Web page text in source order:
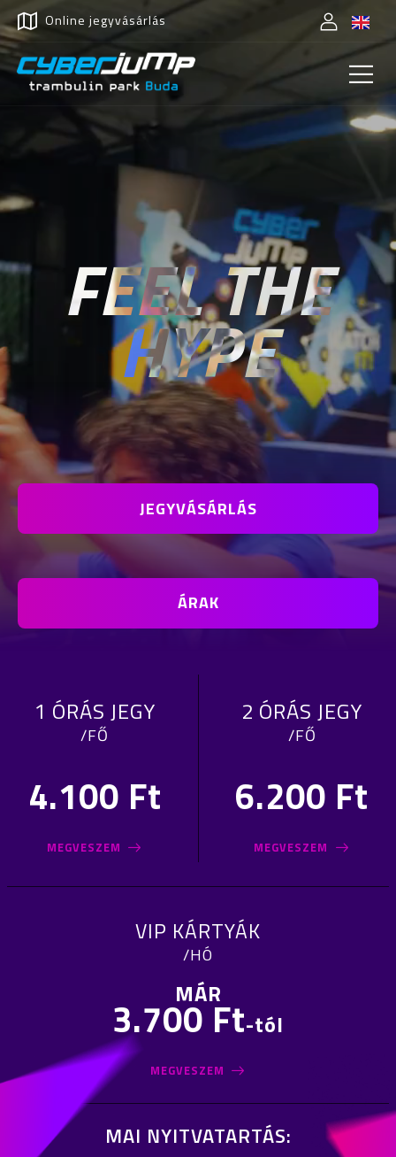
Online jegyvásárlás
FEEL THE
HYPE
JEGYVÁSÁRLÁS
ÁRAK
1 ÓRÁS JEGY
/FŐ
4.100 Ft
MEGVESZEM
2 ÓRÁS JEGY
/FŐ
6.200 Ft
MEGVESZEM
VIP KÁRTYÁK
/HÓ
MÁR
3.700 Ft-tól
MEGVESZEM
MAI NYITVATARTÁS: